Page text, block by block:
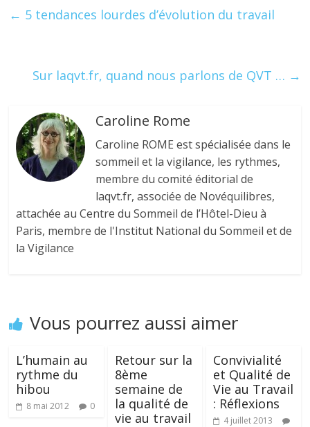
b
k
er e e g
← 5 tendances lourdes d’évolution du travail
Sur laqvt.fr, quand nous parlons de QVT … →
Caroline Rome
Caroline ROME est spécialisée dans le
sommeil et la vigilance, les rythmes,
membre du comité éditorial de
laqvt.fr, associée de Novéquilibres,
attachée au Centre du Sommeil de l’Hôtel-Dieu à
Paris, membre de l'Institut National du Sommeil et de
la Vigilance
Vous pourrez aussi aimer
L’humain au
rythme du
hibou
8 mai 2012 0
Retour sur la
8ème
semaine de
la qualité de
vie au travail
Convivialité
et Qualité de
Vie au Travail
: Réflexions
4 juillet 2013